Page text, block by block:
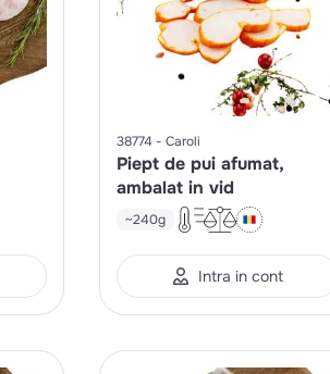
38774 Caroli
Piept de pui afumat,
ambalat in vid
~240g
Intra in cont